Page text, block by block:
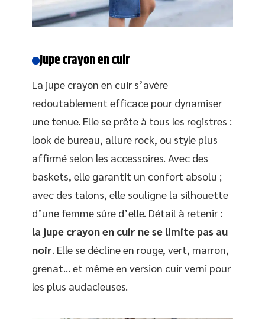
Jupe crayon en cuir
La jupe crayon en cuir s’avère
redoutablement efficace pour dynamiser
une tenue. Elle se prête à tous les registres :
look de bureau, allure rock, ou style plus
affirmé selon les accessoires. Avec des
baskets, elle garantit un confort absolu ;
avec des talons, elle souligne la silhouette
d’une femme sûre d’elle. Détail à retenir :
la jupe crayon en cuir ne se limite pas au
noir. Elle se décline en rouge, vert, marron,
grenat… et même en version cuir verni pour
les plus audacieuses.